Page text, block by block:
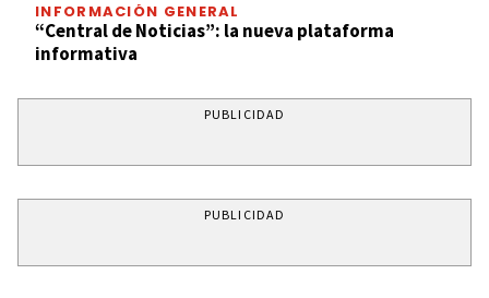
INFORMACIÓN GENERAL
“Central de Noticias”: la nueva plataforma
informativa
PUBLICIDAD
PUBLICIDAD